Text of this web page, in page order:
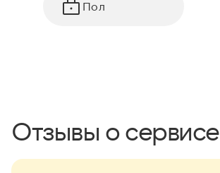
Пол
Отзывы о сервисе